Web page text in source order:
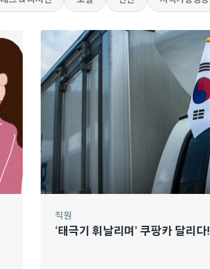
직원
‘태극기 휘날리며’ 쿠팡카 달리다!